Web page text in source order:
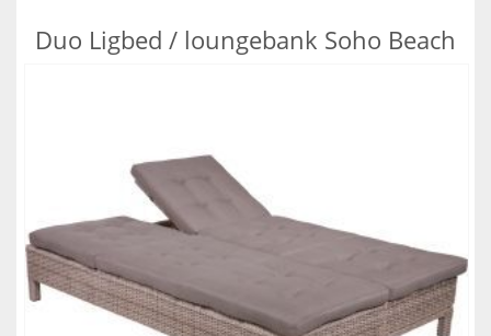
Duo Ligbed / loungebank Soho Beach